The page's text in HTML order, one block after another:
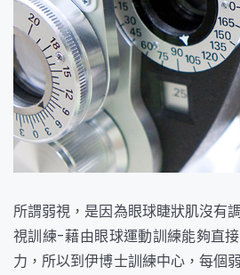
所謂弱視，是因為眼球睫狀肌沒有
視訓練-藉由眼球運動訓練能夠直
力，所以到伊博士訓練中心，每個